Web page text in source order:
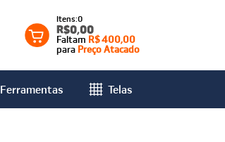
0
R$0,00
Faltam R$ 400,00
para Preço Atacado
Ferramentas Telas